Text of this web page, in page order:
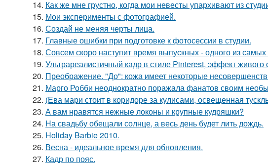
14. Как же мне грустно, когда мои невесты упархивают из
15. Мои эксперименты с фотографией.
16. Создай не меняя черты лица.
17. Главные ошибки при подготовке к фотосессии в студии.
18. Совсем скоро наступит время выпускных - одного из
19. Ультрареалистичный кадр в стиле Pinterest, эффект
20. Преображение. "До": кожа имеет некоторые
21. Марго Робби неоднократно поражала фанатов своим
22. (Ева мари стоит в коридоре за кулисами, освещенная
23. А вам нравятся нежные локоны и крупные кудряшки?
24. На свадьбу обещали солнце, а весь день будет лить дождь.
25. Holiday Barbie 2010.
26. Весна - идеальное время для обновления.
27. Кадр по пояс.